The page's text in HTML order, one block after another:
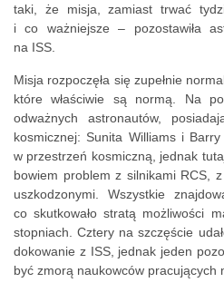
taki, że misja, zamiast trwać
i co ważniejsze – pozostawiła
na ISS.
Misja rozpoczęła się zupełnie
które właściwie są normą. Na
odważnych astronautów,
kosmicznej: Sunita Williams i
w przestrzeń kosmiczną, jednak
bowiem problem z silnikami RCS,
uszkodzonymi. Wszystkie
co skutkowało stratą możliwości
stopniach. Cztery na szczęście
dokowanie z ISS, jednak jeden
być zmorą naukowców pracujących